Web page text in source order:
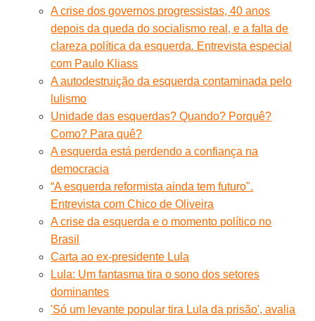
A crise dos governos progressistas, 40 anos
depois da queda do socialismo real, e a falta de
clareza política da esquerda. Entrevista especial
com Paulo Kliass
A autodestruição da esquerda contaminada pelo
lulismo
Unidade das esquerdas? Quando? Porquê?
Como? Para quê?
A esquerda está perdendo a confiança na
democracia
“A esquerda reformista ainda tem futuro".
Entrevista com Chico de Oliveira
A crise da esquerda e o momento político no
Brasil
Carta ao ex-presidente Lula
Lula: Um fantasma tira o sono dos setores
dominantes
'Só um levante popular tira Lula da prisão', avalia